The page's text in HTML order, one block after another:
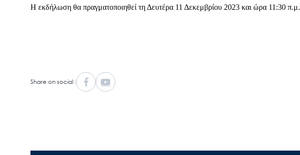
Η εκδήλωση θα πραγματοποιηθεί τη Δευτέρα 11 Δεκεμβρίου 2023 και ώρα 11:30 π.μ.
Share on social :